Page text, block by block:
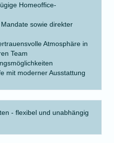
Homeoffice-
sowie direkter
Atmosphäre in
Team
mit moderner Ausstattung
- flexibel und unabhängig